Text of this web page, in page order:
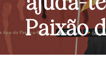
Paixão